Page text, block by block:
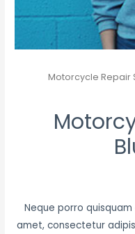
/ Motorcycle Repair
Neque porro
amet, consectetur